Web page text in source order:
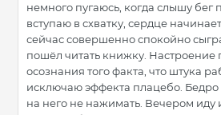
немного пугаюсь, когда слышу бег
вступаю в схватку, сердце
сейчас совершенно спокойно
пошёл читать книжку. Настроение
осознания того факта, что штука
исключаю эффекта плацебо. Бедро
на него не нажимать. Вечером иду